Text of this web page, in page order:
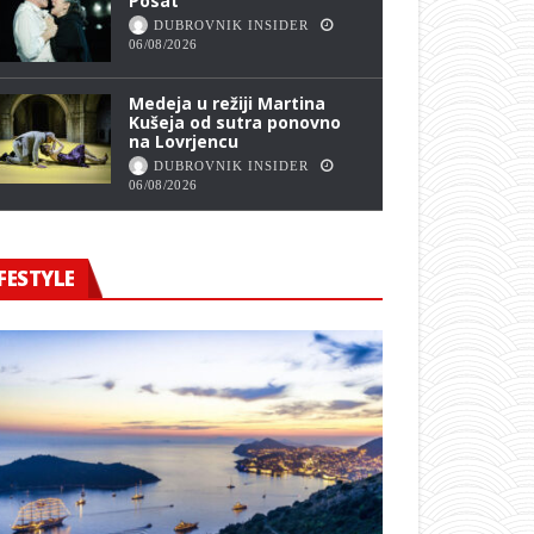
DUBROVNIK INSIDER
06/08/2026
Medeja u režiji Martina
Kušeja od sutra ponovno
na Lovrjencu
DUBROVNIK INSIDER
06/08/2026